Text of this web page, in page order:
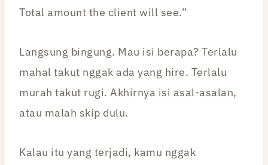
Total amount the client will see.”
Langsung bingung. Mau isi berapa? Terlalu
mahal takut nggak ada yang hire. Terlalu
murah takut rugi. Akhirnya isi asal-asalan,
atau malah skip dulu.
Kalau itu yang terjadi, kamu nggak